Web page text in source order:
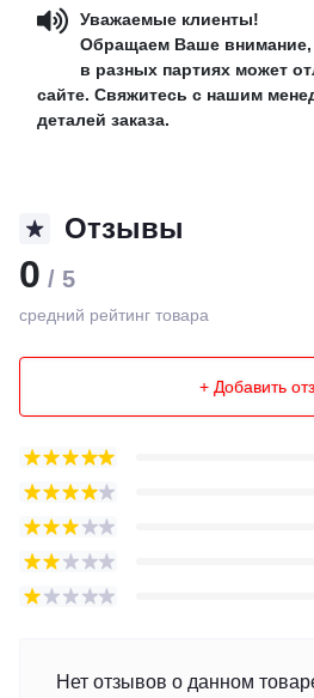
Уважаемые клиенты!
Обращаем Ваше внимание,
в разных партиях может
сайте. Свяжитесь с нашим
деталей заказа.
Отзывы
0 / 5
средний рейтинг товара
+ Добавить
Нет отзывов о данном